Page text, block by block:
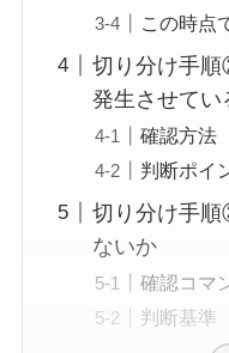
この時点
切り分け手
発生させてい
確認方法
判断ポイ
切り分け手
ないか
確認コマ
判断基準